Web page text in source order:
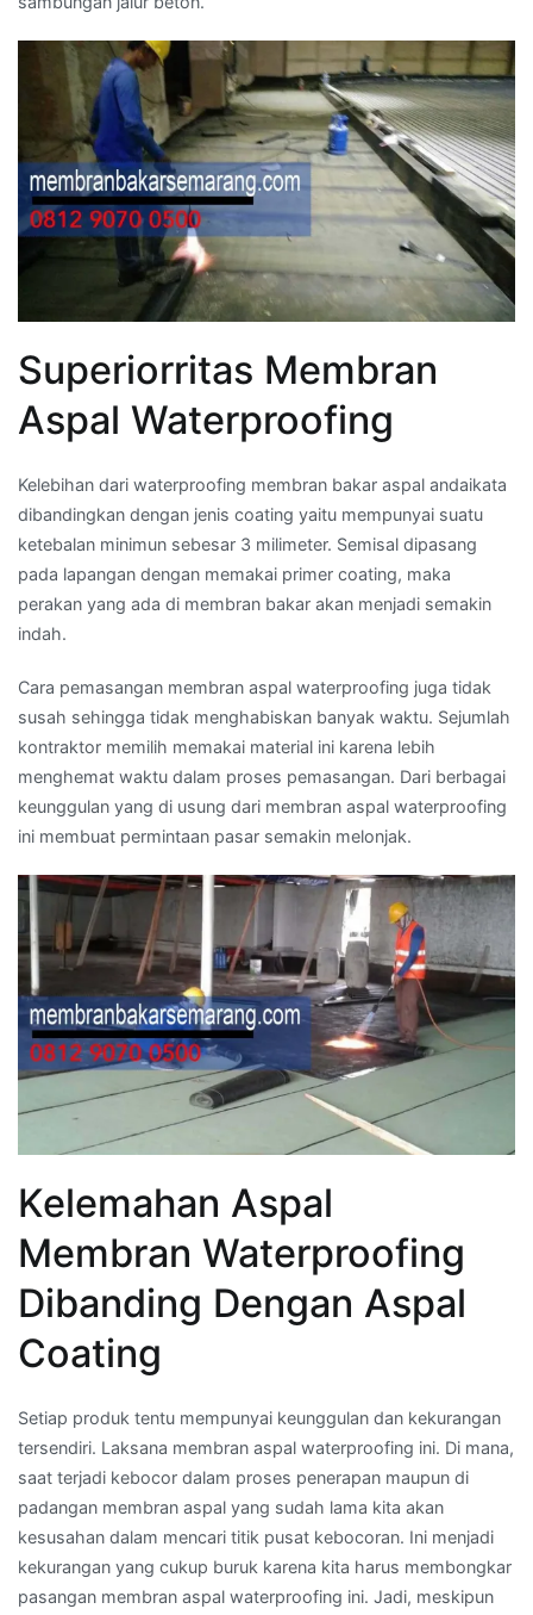
Superiorritas Membran
Aspal Waterproofing
Kelebihan dari waterproofing membran bakar aspal andaikata
dibandingkan dengan jenis coating yaitu mempunyai suatu
ketebalan minimun sebesar 3 milimeter. Semisal dipasang
pada lapangan dengan memakai primer coating, maka
perakan yang ada di membran bakar akan menjadi semakin
indah.
Cara pemasangan membran aspal waterproofing juga tidak
susah sehingga tidak menghabiskan banyak waktu. Sejumlah
kontraktor memilih memakai material ini karena lebih
menghemat waktu dalam proses pemasangan. Dari berbagai
keunggulan yang di usung dari membran aspal waterproofing
ini membuat permintaan pasar semakin melonjak.
Kelemahan Aspal
Membran Waterproofing
Dibanding Dengan Aspal
Coating
Setiap produk tentu mempunyai keunggulan dan kekurangan
tersendiri. Laksana membran aspal waterproofing ini. Di mana,
saat terjadi kebocor dalam proses penerapan maupun di
padangan membran aspal yang sudah lama kita akan
kesusahan dalam mencari titik pusat kebocoran. Ini menjadi
kekurangan yang cukup buruk karena kita harus membongkar
pasangan membran aspal waterproofing ini. Jadi, meskipun